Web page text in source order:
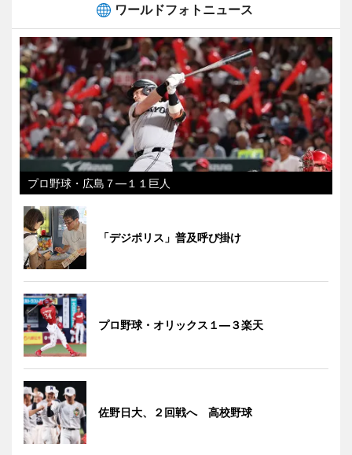
ワールドフォトニュース
プロ野球・広島７―１１巨人
「デジポリス」普及呼び掛け
プロ野球・オリックス１―３楽天
佐野日大、２回戦へ 高校野球